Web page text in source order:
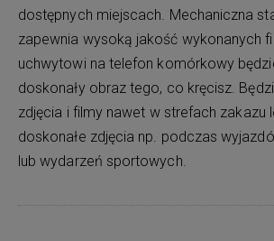
dostępnych miejscach. Mechaniczna
zapewnia wysoką jakość wykonanych
uchwytowi na telefon komórkowy
doskonały obraz tego, co kręcisz.
zdjęcia i filmy nawet w strefach zakazu
doskonałe zdjęcia np. podczas
lub wydarzeń sportowych.